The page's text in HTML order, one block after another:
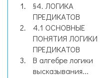
§4. ЛОГИКА
ПРЕДИКАТОВ
4.1 ОСНОВНЫЕ
ПОНЯТИЯ ЛОГИКИ
ПРЕДИКАТОВ
В алгебре логики
высказывания...